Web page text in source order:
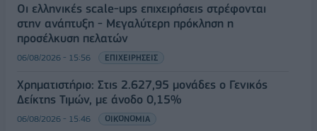
Οι ελληνικές scale-ups επιχειρήσεις στρέφονται
στην ανάπτυξη - Μεγαλύτερη πρόκληση η
προσέλκυση πελατών
06/08/2026 - 15:56 ΕΠΙΧΕΙΡΗΣΕΙΣ
Χρηματιστήριο: Στις 2.627,95 μονάδες ο Γενικός
Δείκτης Τιμών, με άνοδο 0,15%
06/08/2026 - 15:46 ΟΙΚΟΝΟΜΙΑ